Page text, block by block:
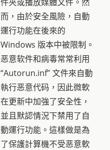
而，由於安全風險，自動
運行功能在後來的
Windows 版本中被限制。
恶意软件和病毒常常利用
“Autorun.inf” 文件來自動
執行恶意代码，因此微軟
在更新中加強了安全性，
並且默認情況下禁用了自
動運行功能。這樣做是為
了保護計算機不受恶意軟